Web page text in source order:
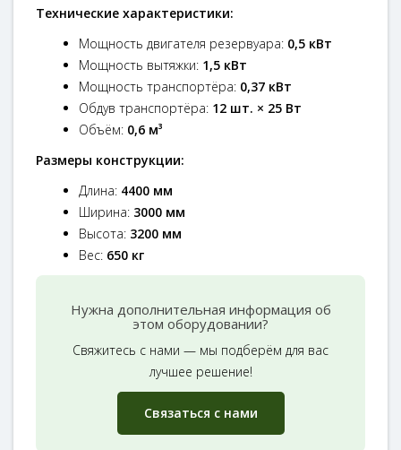
Технические характеристики:
Мощность двигателя резервуара: 0,5 кВт
Мощность вытяжки: 1,5 кВт
Мощность транспортёра: 0,37 кВт
Обдув транспортёра: 12 шт. × 25 Вт
Объём: 0,6 м³
Размеры конструкции:
Длина: 4400 мм
Ширина: 3000 мм
Высота: 3200 мм
Вес: 650 кг
Нужна дополнительная информация об
этом оборудовании?
Свяжитесь с нами — мы подберём для вас
лучшее решение!
Связаться с нами